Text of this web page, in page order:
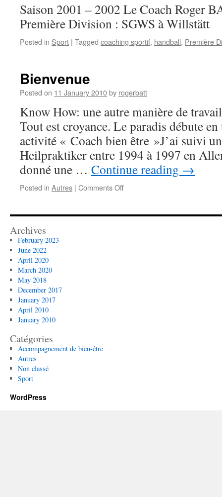
Saison 2001 – 2002 Le Coach Roger
Première Division : SGWS à Willstätt
Posted in Sport | Tagged coaching sportif, handball, Première
Bienvenue
Posted on 11 January 2010by rogerbatt
Know How: une autre manière de
Tout est croyance. Le paradis débute
activité « Coach bien être »J’ai suivi
Heilpraktiker entre 1994 à 1997 en
donné une … Continue reading →
Posted in Autres | Comments Offon
Archives
February 2023
June 2022
April 2020
March 2020
May 2018
December 2017
January 2017
April 2010
January 2010
Catégories
Accompagnement de bien-être
Autres
Non classé
Sport
WordPress